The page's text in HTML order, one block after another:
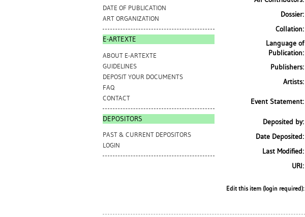
DATE OF PUBLICATION
ART ORGANIZATION
E-ARTEXTE
ABOUT E-ARTEXTE
GUIDELINES
DEPOSIT YOUR DOCUMENTS
FAQ
CONTACT
DEPOSITORS
PAST & CURRENT DEPOSITORS
LOGIN
Dossier:
Collation:
Language of
Publication:
Publishers:
Artists:
Event Statement:
Deposited by:
Date Deposited:
Last Modified:
URI:
Edit this item (login required):